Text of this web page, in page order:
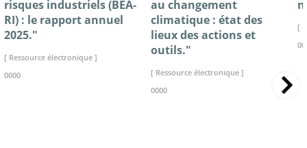
risques industriels (BEA-
RI) : le rapport annuel
2025."
[ Ressource électronique ]
0000
au changement
climatique : état des
lieux des actions et
outils."
[ Ressource électronique ]
0000
[